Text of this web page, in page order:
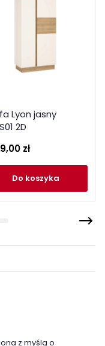
Lyon jasny
2D
zł
do koszyka
z myślą o